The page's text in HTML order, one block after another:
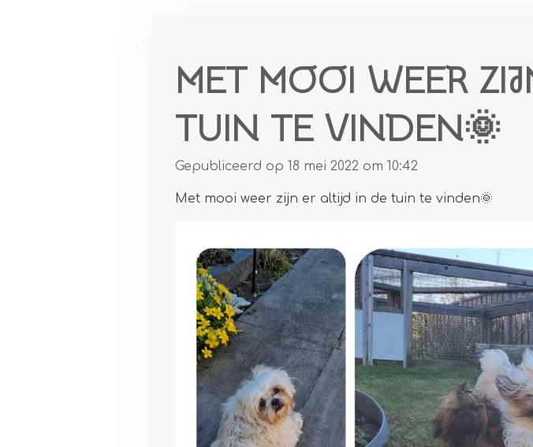
MET MOOI WEER
TUIN TE VINDEN🌞
Gepubliceerd op 18 mei 2022 om 10:42
Met mooi weer zijn er altijd in de tuin te vinden🌞